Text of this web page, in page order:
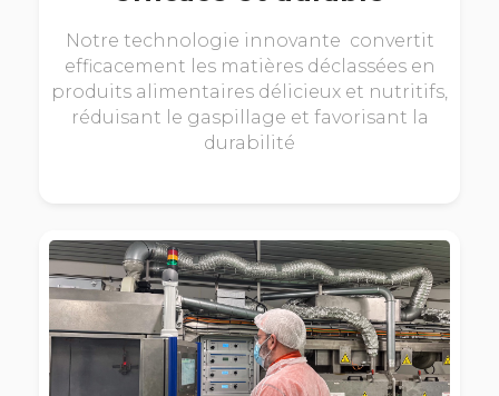
Notre technologie innovante convertit
efficacement les matières déclassées en
produits alimentaires délicieux et nutritifs,
réduisant le gaspillage et favorisant la
durabilité